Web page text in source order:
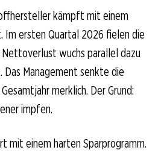
kämpft mit einem
Im ersten Quartal 2026 fielen die
wuchs parallel dazu
Das Management senkte die
merklich. Der Grund:
impfen.
mit einem harten Sparprogramm.